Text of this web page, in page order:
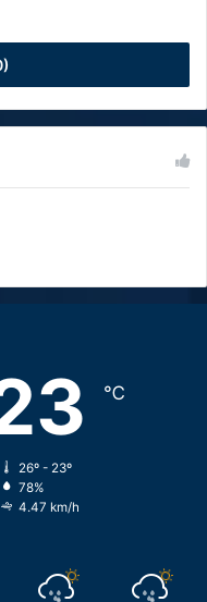
℃
26º - 23º
78%
4.47 km/h